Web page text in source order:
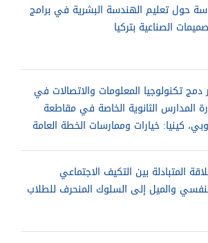
حول تعليم الهندسة البشرية في برامج
الصناعية بتركيا
دمج تكنولوجيا المعلومات والاتصالات في
المدارس الثانوية الخاصة في مقاطعة
كينيا: خيارات وممارسات الخطة العامة
المتبادلة بين التكيف الاجتماعي
والميل إلى السلوك المنحرف للطلاب